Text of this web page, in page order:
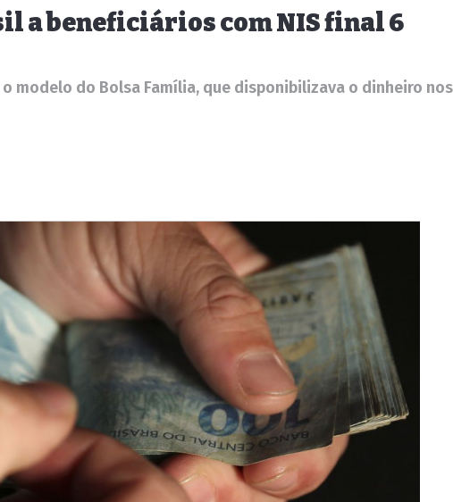
a beneficiários com NIS final 6
modelo do Bolsa Família, que disponibilizava o dinheiro